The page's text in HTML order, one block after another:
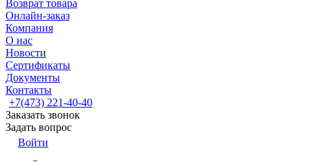
Возврат товара
Онлайн-заказ
Компания
О нас
Новости
Сертификаты
Документы
Контакты
+7(473) 221-40-40
Заказать звонок
Задать вопрос
Войти